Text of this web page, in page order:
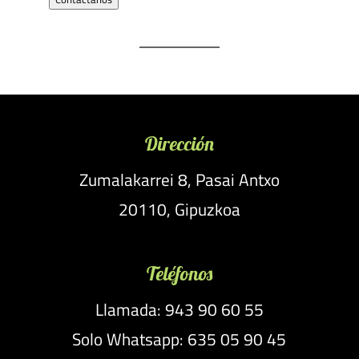
Dirección
Zumalakarrei 8, Pasai Antxo
20110, Gipuzkoa
Teléfonos
Llamada: 943 90 60 55
Solo Whatsapp: 635 05 90 45